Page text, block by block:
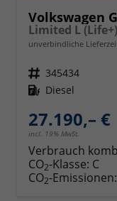
Volkswagen
unverbindliche
Fahrzeugnr. 345434
Kraftstoff Diesel
27.190,– €
incl. 19% MwSt.
Verbrauch
CO2-Klasse: C
CO2-Emissionen: